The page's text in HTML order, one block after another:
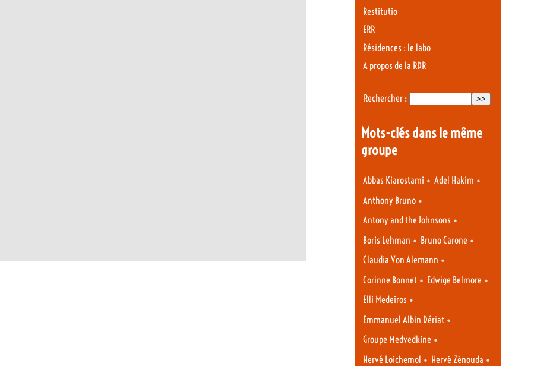
Restitutio
ERR
Résidences : le labo
A propos de la RDR
Rechercher :
Mots-clés dans le même
groupe
Abbas Kiarostami • Adel Hakim •
Anthony Bruno •
Antony and the Johnsons •
Boris Lehman • Bruno Carone •
Claudia Von Alemann •
Corinne Bonnet • Edwige Belmore •
Elli Medeiros •
Emmanuel Albin Dériat •
Groupe Medvedkine •
Hervé Loichemol • Hervé Zénouda •